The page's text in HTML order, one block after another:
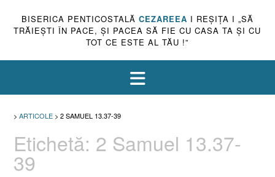
BISERICA PENTICOSTALĂ CEZAREEA I REŞIŢA I „SĂ
TRĂIEŞTI ÎN PACE, ŞI PACEA SĂ FIE CU CASA TA ŞI CU
TOT CE ESTE AL TĂU !”
> ARTICOLE > 2 SAMUEL 13.37-39
Etichetă: 2 Samuel 13.37-
39